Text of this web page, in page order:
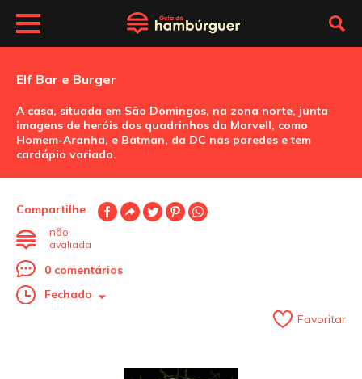
Elf Bar e Burger
A casa, situada em São Domingos, na zona norte, junta
imagens de heróis dos quadrinhos da Marvell, como
Homem-Aranha, e Batman, da DC nas paredes e tem
cardápio variado.
Compartilhe
não
avaliada
0 comentários
Fechado
Favoritar